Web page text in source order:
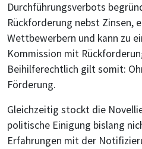
Durchführungsverbots
Rückforderung nebst Zinsen,
Wettbewerbern und kann zu
Kommission mit
Beihilferechtlich gilt somit:
Förderung.
Gleichzeitig stockt die
politische Einigung bislang
Erfahrungen mit der